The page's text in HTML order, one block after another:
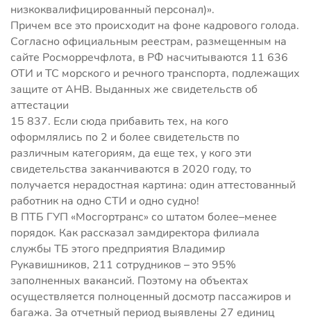
низкоквалифицированный персонал)».
Причем все это происходит на фоне кадрового голода.
Согласно официальным реестрам, размещенным на
сайте Росморречфлота, в РФ насчитываются 11 636
ОТИ и ТС морского и речного транспорта, подлежащих
защите от АНВ. Выданных же свидетельств об
аттестации
15 837. Если сюда прибавить тех, на кого
оформлялись по 2 и более свидетельств по
различным категориям, да еще тех, у кого эти
свидетельства заканчиваются в 2020 году, то
получается нерадостная картина: один аттестованный
работник на одно СТИ и одно судно!
В ПТБ ГУП «Мосгортранс» со штатом более–менее
порядок. Как рассказал замдиректора филиала
службы ТБ этого предприятия Владимир
Рукавишников, 211 сотрудников – это 95%
заполненных вакансий. Поэтому на объектах
осуществляется полноценный досмотр пассажиров и
багажа. За отчетный период выявлены 27 единиц